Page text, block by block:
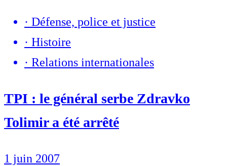
· Défense, police et justice
· Histoire
· Relations internationales
TPI : le général serbe Zdravko
Tolimir a été arrêté
1 juin 2007